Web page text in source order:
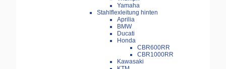
Yamaha
Stahlflexleitung hinten
Aprilia
BMW
Ducati
Honda
CBR600RR
CBR1000RR
Kawasaki